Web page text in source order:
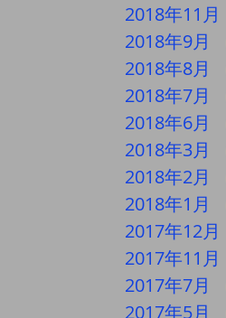
2018年11月
2018年9月
2018年8月
2018年7月
2018年6月
2018年3月
2018年2月
2018年1月
2017年12月
2017年11月
2017年7月
2017年5月